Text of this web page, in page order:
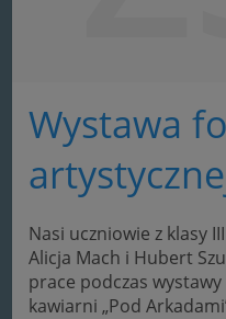
Wystawa
Nasi uczniowie z klasy
Alicja Mach i Hubert
prace podczas wystawy
kawiarni „Pod